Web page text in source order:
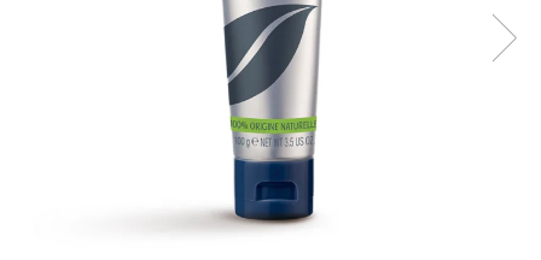
Creme bio piele grasă acneică